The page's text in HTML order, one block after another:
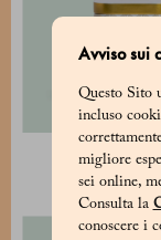
Avviso sui
Questo Sito
incluso
migliore
sei online,
Consulta la
conoscere i
Budino al
30 €